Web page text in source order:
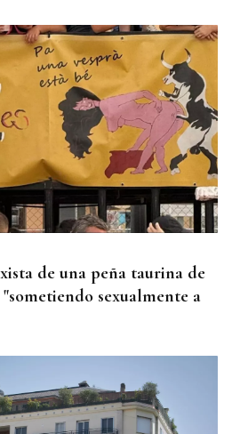
roza el podio del
de Ajedrez
de una peña taurina de
sexualmente a